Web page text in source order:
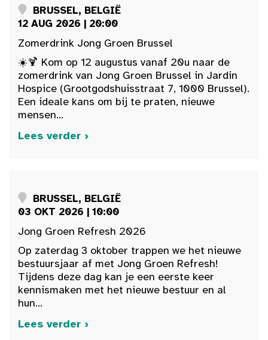
BRUSSEL, BELGIË
12 AUG 2026 | 20:00
Zomerdrink Jong Groen Brussel
☀️🍹 Kom op 12 augustus vanaf 20u naar de
zomerdrink van Jong Groen Brussel in Jardin
Hospice (Grootgodshuisstraat 7, 1000 Brussel).
Een ideale kans om bij te praten, nieuwe
mensen...
Lees verder ›
BRUSSEL, BELGIË
03 OKT 2026 | 10:00
Jong Groen Refresh 2026
Op zaterdag 3 oktober trappen we het nieuwe
bestuursjaar af met Jong Groen Refresh!
Tijdens deze dag kan je een eerste keer
kennismaken met het nieuwe bestuur en al
hun...
Lees verder ›